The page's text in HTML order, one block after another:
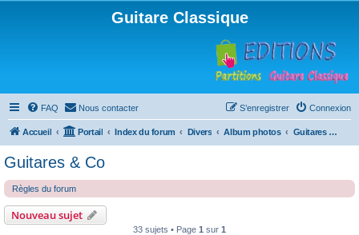
Guitare Classique
FAQ Nous contacter Connexion
S’enregistrer
Accueil Portail Index du forum Divers Album photos Guitares & Co
Guitares & Co
Règles du forum
Nouveau sujet
33 sujets • Page 1 sur 1